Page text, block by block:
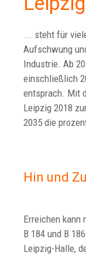
... steht für
Aufschwung
Industrie. Ab
einschließlich
entsprach. Mit
Leipzig 2018
2035 die
Hin und
Erreichen kann
B 184 und B
Leipzig-Halle,